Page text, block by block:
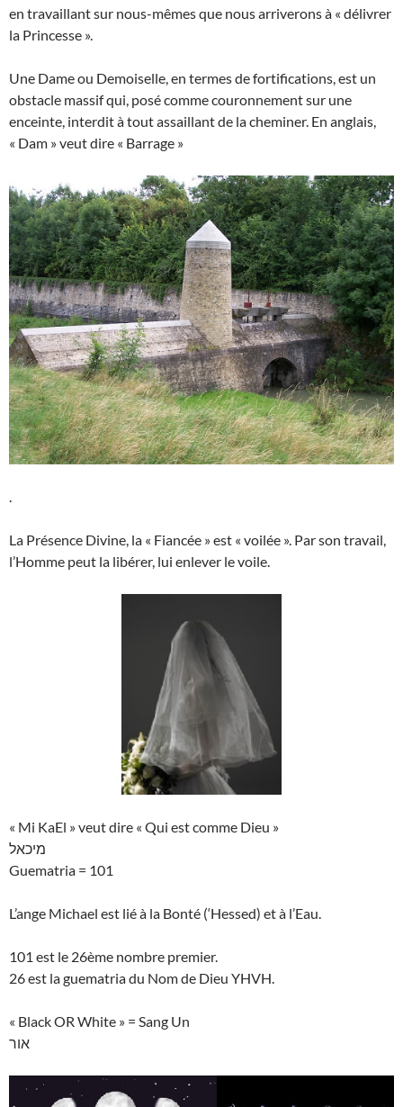
en travaillant sur nous-mêmes que nous arriverons à « délivrer
la Princesse ».
Une Dame ou Demoiselle, en termes de fortifications, est un
obstacle massif qui, posé comme couronnement sur une
enceinte, interdit à tout assaillant de la cheminer. En anglais,
« Dam » veut dire « Barrage »
.
La Présence Divine, la « Fiancée » est « voilée ». Par son travail,
l’Homme peut la libérer, lui enlever le voile.
« Mi KaEl » veut dire « Qui est comme Dieu »
מיכאל
Guematria = 101
L’ange Michael est lié à la Bonté (‘Hessed) et à l’Eau.
101 est le 26ème nombre premier.
26 est la guematria du Nom de Dieu YHVH.
« Black OR White » = Sang Un
אור